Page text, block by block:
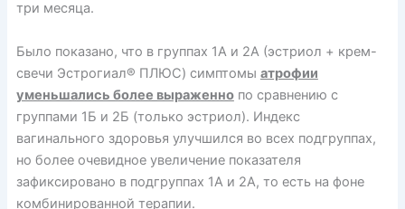
три месяца.
Было показано, что в группах 1А и 2A (эстриол + крем-
свечи Эстрогиал® ПЛЮС) симптомы атрофии
уменьшались более выраженнопо сравнению с
группами 1Б и 2Б (только эстриол). Индекс
вагинального здоровья улучшился во всех подгруппах,
но более очевидное увеличение показателя
зафиксировано в подгруппах 1А и 2А, то есть на фоне
комбинированной терапии.